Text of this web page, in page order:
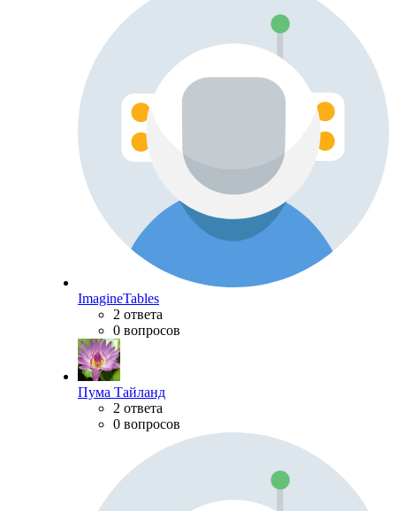
ImagineTables
2 ответа
0 вопросов
Пума Тайланд
2 ответа
0 вопросов